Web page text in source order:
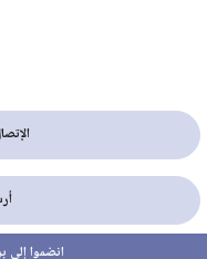
انضموا إلى